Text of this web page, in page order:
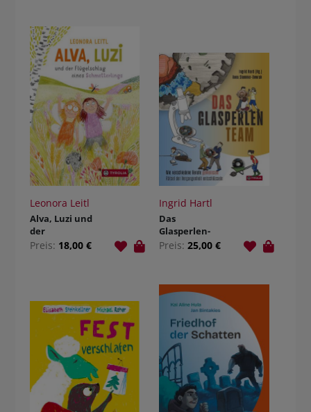
Leonora Leitl
Alva, Luzi und
der
Flügelschlag
Preis: 18,00 €
Ingrid Hartl
Das
Glasperlen-
Team oder
gemeinsam
erzählen kann
Preis: 25,00 €